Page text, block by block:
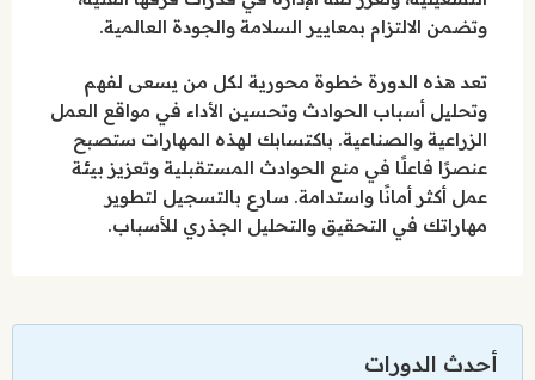
وتضمن الالتزام بمعايير السلامة والجودة العالمية.
تعد هذه الدورة خطوة محورية لكل من يسعى لفهم
وتحليل أسباب الحوادث وتحسين الأداء في مواقع العمل
الزراعية والصناعية. باكتسابك لهذه المهارات ستصبح
عنصرًا فاعلًا في منع الحوادث المستقبلية وتعزيز بيئة
عمل أكثر أمانًا واستدامة. سارع بالتسجيل لتطوير
مهاراتك في التحقيق والتحليل الجذري للأسباب.
أحدث الدورات